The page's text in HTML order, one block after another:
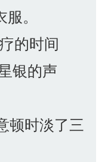
。
的时间
银的声
顿时淡了三